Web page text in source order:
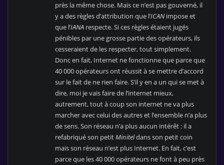
près la même chose. Mais ce n’est pas gouverné, il
y a des règles d’attribution que l’ICAN impose et
que l’IANA respecte. Si ces règles étaient jugés
pénibles par une grosse partie des opérateurs, ils
cesseraient de les respecter, tout simplement.
Donc en fait, Internet ne fonctionne que parce que
40 000 opérateurs ont réussit à se mettre d’accord
sur le fait de ne rien faire. S’il y en a un qui se met à
dire, moi je vais faire de l’internet mieux,
autrement, tout à coup son internet ne va plus
marcher avec celui des autres et l’ensemble n’a plus
de sens. Son réseau n’a plus aucun intérêt : il a
refabriqué son petitMiniteldans son petit coin
mais son réseau n’est plus Internet. En fait, c’est
parce que les 40 000 opérateurs ne font à peu près